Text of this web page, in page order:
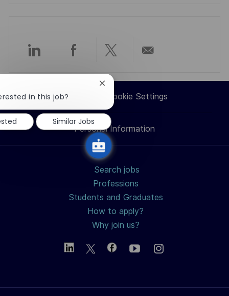
Share
LinkedIn
Share
Facebook
Share
via
twitter
via
email
Career Site Cookie Settings
Personal Information
Search jobs
Professions
Students and Graduates
How to apply?
Why join us?
in this job?
Close
chatbot
notification
Similar Jobs